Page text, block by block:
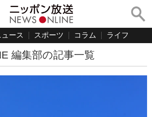
ュース スポーツ コラム ライフ
編集部の記事一覧